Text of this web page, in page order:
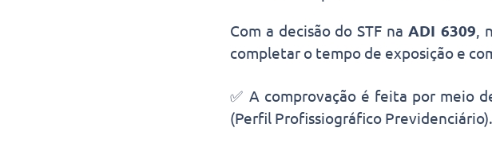
Com a decisão do STF na ADI 6309,
completar o tempo de exposição e
✅ A comprovação é feita por meio
(Perfil Profissiográfico Previdenciário).